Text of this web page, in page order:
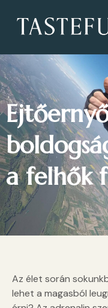
a felhők
Az élet során
lehet a magasból